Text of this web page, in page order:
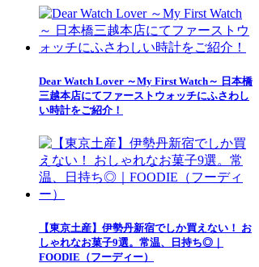
Dear Watch Lover ～My First Watch～ 日本橋
三越本店にてファーストウォッチにふさわし
い時計をご紹介！
【東京土産】伊勢丹新宿でしか買えない！ お
しゃれなお菓子9選。常温、日持ち◎｜
FOODIE（フーディー）